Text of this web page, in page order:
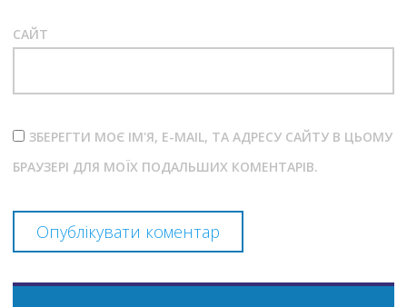
САЙТ
ЗБЕРЕГТИ МОЄ ІМ'Я, E-MAIL, ТА АДРЕСУ САЙТУ В ЦЬОМУ
БРАУЗЕРІ ДЛЯ МОЇХ ПОДАЛЬШИХ КОМЕНТАРІВ.